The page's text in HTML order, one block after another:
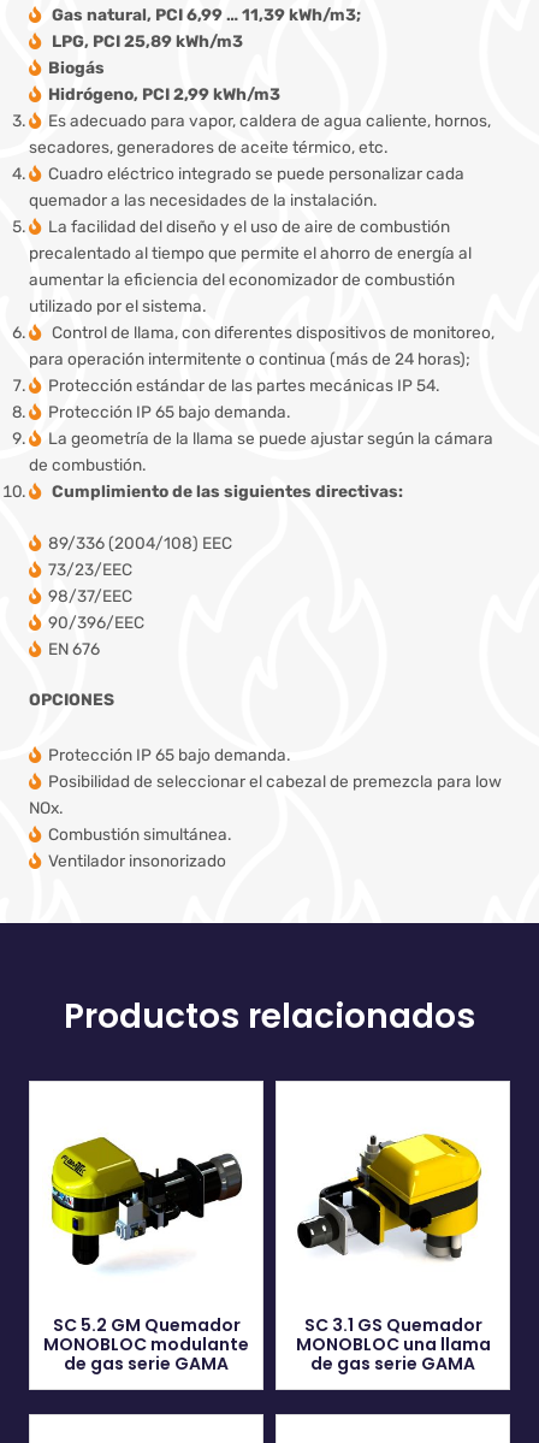
Gas natural, PCI 6,99 … 11,39 kWh/m3;
LPG, PCI 25,89 kWh/m3
Biogás
Hidrógeno, PCI 2,99 kWh/m3
Es adecuado para vapor, caldera de agua caliente, hornos,
secadores, generadores de aceite térmico, etc.
Cuadro eléctrico integrado se puede personalizar cada
quemador a las necesidades de la instalación.
La facilidad del diseño y el uso de aire de combustión
precalentado al tiempo que permite el ahorro de energía al
aumentar la eficiencia del economizador de combustión
utilizado por el sistema.
Control de llama, con diferentes dispositivos de monitoreo,
para operación intermitente o continua (más de 24 horas);
Protección estándar de las partes mecánicas IP 54.
Protección IP 65 bajo demanda.
La geometría de la llama se puede ajustar según la cámara
de combustión.
Cumplimiento de las siguientes directivas:
89/336 (2004/108) EEC
73/23/EEC
98/37/EEC
90/396/EEC
EN 676
OPCIONES
Protección IP 65 bajo demanda.
Posibilidad de seleccionar el cabezal de premezcla para low
NOx.
Combustión simultánea.
Ventilador insonorizado
Productos relacionados
SC 5.2 GM Quemador
MONOBLOC modulante
de gas serie GAMA
SC 3.1 GS Quemador
MONOBLOC una llama
de gas serie GAMA